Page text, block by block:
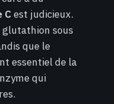
Cest judicieux.
glutathion sous
que le
essentiel de la
qui